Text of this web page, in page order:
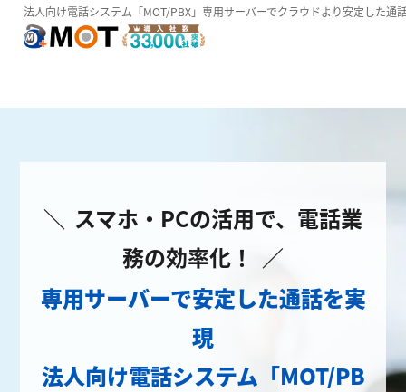
法人向け電話システム「MOT/PBX」専用サーバーでクラウドより安定した通
＼ スマホ・PCの活用で、電話業
務の効率化！ ／
専用サーバーで安定した通話を実
現
法人向け電話システム「MOT/PB